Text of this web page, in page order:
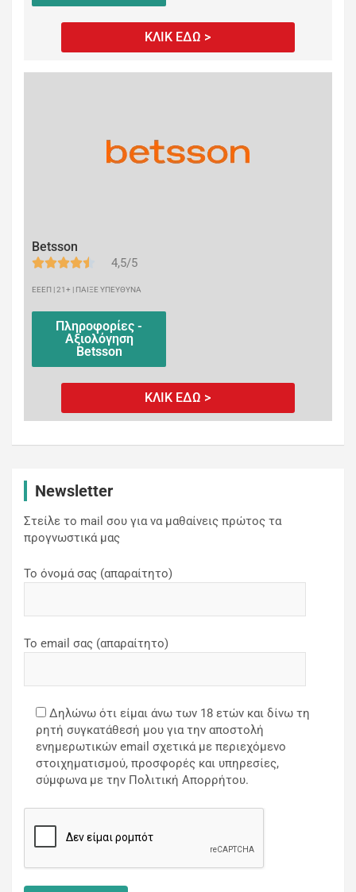
ΚΛΙΚ ΕΔΩ >
Betsson
4,5/5
ΕΕΕΠ | 21+ | ΠΑΙΞΕ ΥΠΕΥΘΥΝΑ
Πληροφορίες -
Αξιολόγηση
Betsson
ΚΛΙΚ ΕΔΩ >
Newsletter
Στείλε το mail σου για να μαθαίνεις πρώτος τα
προγνωστικά μας
Το όνομά σας (απαραίτητο)
Το email σας (απαραίτητο)
Δηλώνω ότι είμαι άνω των 18 ετών και δίνω τη
ρητή συγκατάθεσή μου για την αποστολή
ενημερωτικών email σχετικά με περιεχόμενο
στοιχηματισμού, προσφορές και υπηρεσίες,
σύμφωνα με την Πολιτική Απορρήτου.